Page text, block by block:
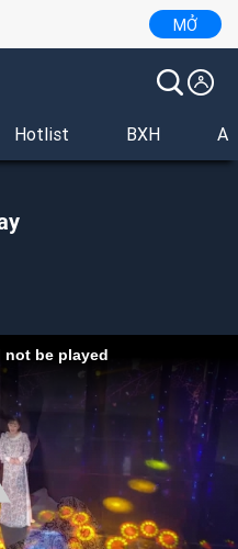
MỞ
Hotlist BXH
not be played